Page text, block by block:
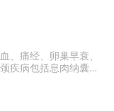
诊治。
、痛经、卵巢早衰、
疾病包括息肉纳囊病
增生、情志抑郁焦虑
炎、外阴白斑、阴道